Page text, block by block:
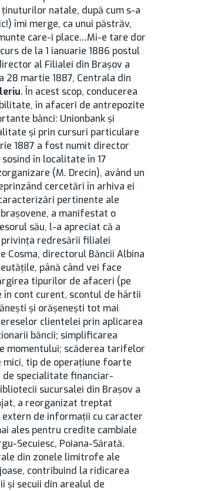
natale, după cum s-a
îmi merge, ca unui păstrăv,
care-i place…Mi-e tare dor
de la 1 ianuarie 1886 postul
al Filialei din Brașov a
28 martie 1887, Centrala din
. În acest scop, conducerea
în afaceri de antrepozite
bănci: Unionbank şi
şi prin cursuri particulare
1887 a fost numit director
în localitate în 17
(M. Drecin), având un
cercetări în arhiva ei
pertinente ale
a manifestat o
său, l-a apreciat că a
privinţa redresării filialei
Cosma, directorul Băncii Albina
până când vei face
tipurilor de afaceri (pe
cont curent, scontul de hârtii
şi orăşeneşti tot mai
clientelei prin aplicarea
băncii; simplificarea
momentului; scăderea tarifelor
mici, tip de operaţiune foarte
specialitate financiar-
sucursalei din Brașov a
a reorganizat treptat
de informaţii cu caracter
ales pentru credite cambiale
Secuiesc, Poiana-Sărată.
din zonele limitrofe ale
contribuind la ridicarea
şi secuii din arealul de